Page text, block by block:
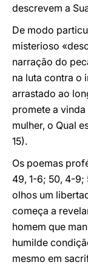
descrevem a
De modo
misterioso
narração do
na luta contra o
arrastado ao
promete a
mulher, o Qual
15).
Os poemas
49, 1-6; 50, 4-9;
olhos um
começa a
homem que
humilde
mesmo em